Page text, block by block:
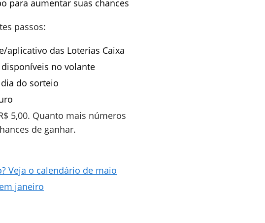
para aumentar suas chances
passos:
aplicativo das Loterias Caixa
no volante
do sorteio
5,00. Quanto mais números
de ganhar.
Veja o calendário de maio
janeiro